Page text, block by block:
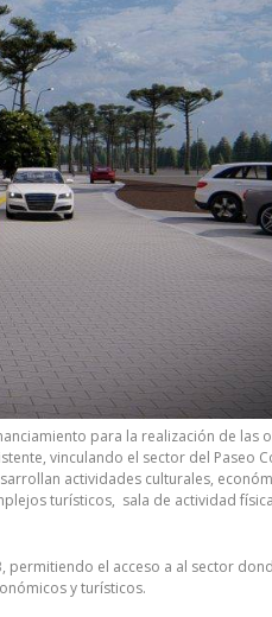
para la realización de las
vinculando el sector del Paseo
actividades culturales,
turísticos, sala de actividad
permitiendo el acceso a al sector
y turísticos.